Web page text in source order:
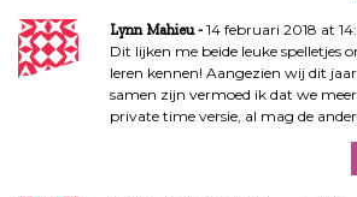
Lynn Mahieu
14 februari 2018 at
Dit lijken me beide leuke spelletjes
leren kennen! Aangezien wij dit
samen zijn vermoed ik dat we
private time versie, al mag de